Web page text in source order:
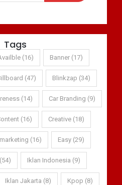
Tags
(16) Banner (17)
(47) Blinkzap (34)
(14) Car Branding (9)
(16) Creative (18)
(16) Easy (29)
Iklan Indonesia (9)
Iklan Jakarta (8) Kpop (8)